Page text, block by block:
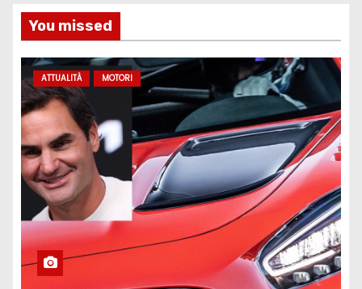
You missed
ATTUALITÀ MOTORI